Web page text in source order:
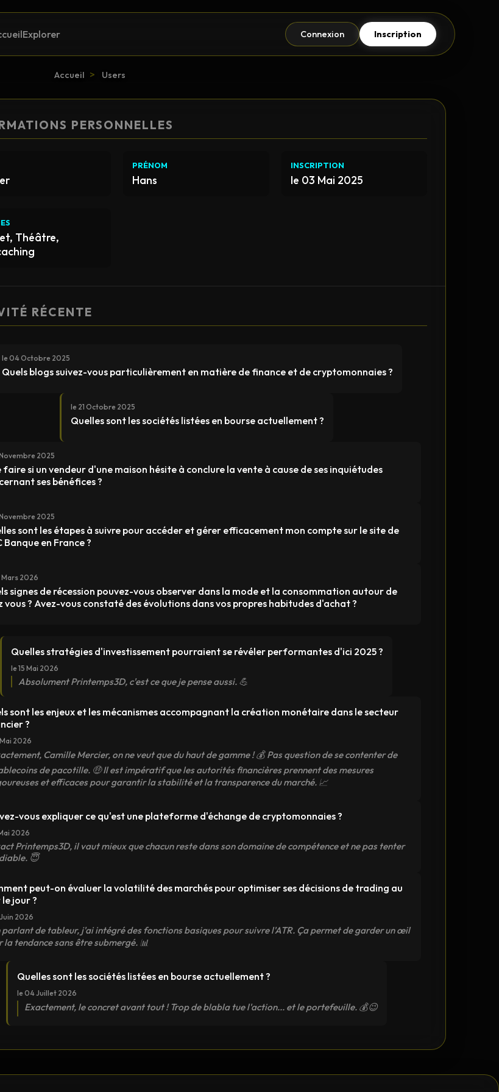
Explorer Connexion Inscription
Accueil > Users
PERSONNELLES
PRÉNOM
Hans
INSCRIPTION
le 03 Mai 2025
Théâtre,
RÉCENTE
le 04 Octobre 2025
Quels blogs suivez-vous particulièrement en matière de finance et de cryptomonnaies ?
le 21 Octobre 2025
Quelles sont les sociétés listées en bourse actuellement ?
2025
faire si un vendeur d'une maison hésite à conclure la vente à cause de ses inquiétudes
ses bénéfices ?
2025
sont les étapes à suivre pour accéder et gérer efficacement mon compte sur le site de
Banque en France ?
2026
signes de récession pouvez-vous observer dans la mode et la consommation autour de
vous ? Avez-vous constaté des évolutions dans vos propres habitudes d'achat ?
Quelles stratégies d'investissement pourraient se révéler performantes d'ici 2025 ?
le 15 Mai 2026
Absolument Printemps3D, c'est ce que je pense aussi. 💪
sont les enjeux et les mécanismes accompagnant la création monétaire dans le secteur
?
2026
Camille Mercier, on ne veut que du haut de gamme ! 💰 Pas question de se contenter de
de pacotille. 🤑 Il est impératif que les autorités financières prennent des mesures
et efficaces pour garantir la stabilité et la transparence du marché. 📈
vous expliquer ce qu'est une plateforme d'échange de cryptomonnaies ?
2026
Printemps3D, il vaut mieux que chacun reste dans son domaine de compétence et ne pas tenter
😇
peut-on évaluer la volatilité des marchés pour optimiser ses décisions de trading au
jour ?
2026
parlant de tableur, j'ai intégré des fonctions basiques pour suivre l'ATR. Ça permet de garder un œil
la tendance sans être submergé. 📊
Quelles sont les sociétés listées en bourse actuellement ?
le 04 Juillet 2026
Exactement, le concret avant tout ! Trop de blabla tue l'action... et le portefeuille. 💰😉